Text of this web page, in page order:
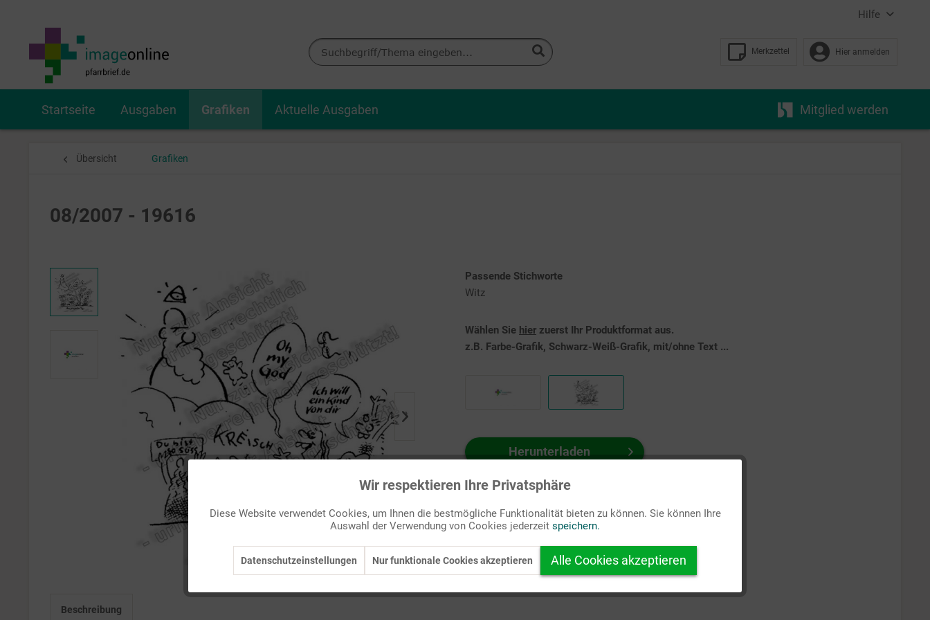
Hilfe
Merkzettel Hier anmelden
Startseite Ausgaben Grafiken Aktuelle Ausgaben Mitglied werden
Übersicht Grafiken
08/2007 - 19616
Passende Stichworte
Witz
Wählen Sie hier zuerst Ihr Produktformat aus.
z.B. Farbe-Grafik, Schwarz-Weiß-Grafik, mit/ohne Text ...
Herunterladen
Auf Ihren Merkzettel setzen
Beschreibung
Inaktiv
Wir respektieren Ihre Privatsphäre
Diese Website verwendet Cookies, um Ihnen die bestmögliche Funktionalität bieten zu können. Sie können Ihre
Auswahl der Verwendung von Cookies jederzeit speichern.
Datenschutzeinstellungen Nur funktionale Cookies akzeptieren Alle Cookies akzeptieren